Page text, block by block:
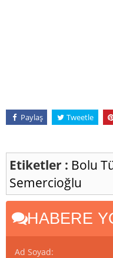
Paylaş Tweetle
Etiketler : Bolu
Semercioğlu
HABERE
Ad Soyad: